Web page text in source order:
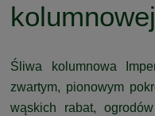
Śliwa kolumnowa
zwartym, pionowym
wąskich rabat,